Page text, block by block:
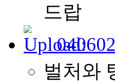
드랍
벌처와